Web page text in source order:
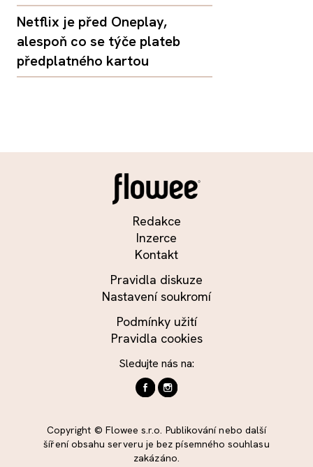
Netflix je před Oneplay,
alespoň co se týče plateb
předplatného kartou
Redakce
Inzerce
Kontakt
Pravidla diskuze
Nastavení soukromí
Podmínky užití
Pravidla cookies
Sledujte nás na:
Copyright © Flowee s.r.o. Publikování nebo další
šíření obsahu serveru je bez písemného souhlasu
zakázáno.